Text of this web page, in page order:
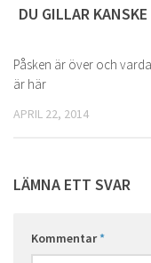
DU GILLAR KANSKE
Påsken är över och
är här
APRIL 22, 2014
LÄMNA ETT SVAR
Kommentar*